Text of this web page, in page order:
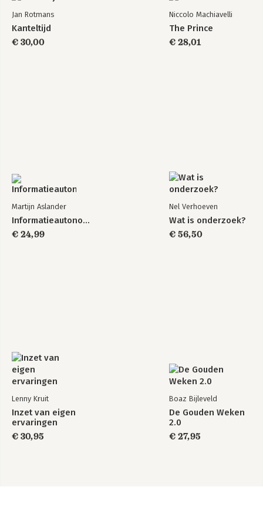
Jan Rotmans
Kanteltijd
€ 30,00
Niccolo Machiavelli
The Prince
€ 28,01
Martijn Aslander
Informatieautonomie
€ 24,99
Nel Verhoeven
Wat is onderzoek?
€ 56,50
Lenny Kruit
Inzet van eigen
ervaringen
€ 30,95
Boaz Bijleveld
De Gouden Weken
2.0
€ 27,95